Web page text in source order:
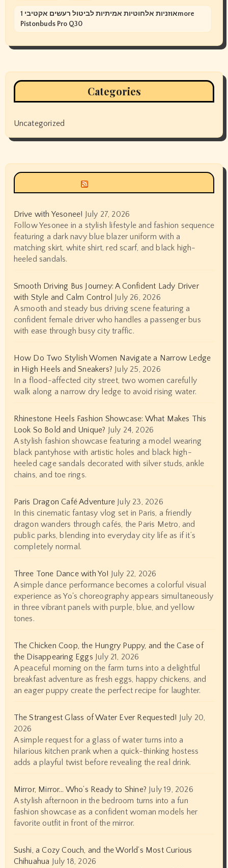
אוזניות אלחוטיות אמיתיות לביטול רעשים אקטיבי 1more
Pistonbuds Pro Q30
Categories
Uncategorized
Drive with Yesonee! July 27, 2026
Follow Yesonee in a stylish lifestyle and fashion sequence
featuring a dark navy blue blazer uniform with a
matching skirt, white shirt, red scarf, and black high-
heeled sandals.
Smooth Driving Bus Journey: A Confident Lady Driver
with Style and Calm Control July 26, 2026
A smooth and steady bus driving scene featuring a
confident female driver who handles a passenger bus
with ease through busy city traffic.
How Do Two Stylish Women Navigate a Narrow Ledge
in High Heels and Sneakers? July 25, 2026
In a flood-affected city street, two women carefully
walk along a narrow dry ledge to avoid rising water.
Rhinestone Heels Fashion Showcase: What Makes This
Look So Bold and Unique? July 24, 2026
A stylish fashion showcase featuring a model wearing
black pantyhose with artistic holes and black high-
heeled cage sandals decorated with silver studs, ankle
chains, and toe rings.
Paris Dragon Café Adventure July 23, 2026
In this cinematic fantasy vlog set in Paris, a friendly
dragon wanders through cafés, the Paris Metro, and
public parks, blending into everyday city life as if it’s
completely normal.
Three Tone Dance with Yo! July 22, 2026
A simple dance performance becomes a colorful visual
experience as Yo's choreography appears simultaneously
in three vibrant panels with purple, blue, and yellow
tones.
The Chicken Coop, the Hungry Puppy, and the Case of
the Disappearing Eggs July 21, 2026
A peaceful morning on the farm turns into a delightful
breakfast adventure as fresh eggs, happy chickens, and
an eager puppy create the perfect recipe for laughter.
The Strangest Glass of Water Ever Requested! July 20,
2026
A simple request for a glass of water turns into a
hilarious kitchen prank when a quick-thinking hostess
adds a playful twist before revealing the real drink.
Mirror, Mirror… Who’s Ready to Shine? July 19, 2026
A stylish afternoon in the bedroom turns into a fun
fashion showcase as a confident woman models her
favorite outfit in front of the mirror.
Sushi, a Cozy Couch, and the World’s Most Curious
Chihuahua July 18, 2026